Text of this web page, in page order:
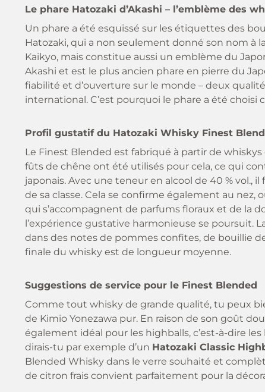
Le phare Hatozaki d’Akashi – l’emblème des
Un phare a été esquissé sur les étiquettes des
Hatozaki, qui a non seulement donné son nom à
Kaikyo, mais constitue aussi un emblème du
Akashi et est le plus ancien phare en pierre du
fiabilité et d’ouverture sur le monde – deux
international. C’est pourquoi le phare a été
Profil gustatif du Hatozaki Whisky Finest
Le Finest Blended est fabriqué à partir de
fûts de chêne ont été utilisés pour cela, ce qui
japonais. Avec une teneur en alcool de 40 % vol.,
de sa classe. Cela se confirme également au
qui s’accompagnent de parfums floraux et de la
l’expérience gustative harmonieuse se poursuit.
dans des notes de pommes confites, de bouillie
finale du whisky est de longueur moyenne.
Suggestions de service pour le Finest Blended
Comme tout whisky de grande qualité, tu peux
de Kimio Yonezawa pur. En raison de son goût
également idéal pour les highballs, c’est-à-dire
dirais-tu par exemple d’un Hatozaki Classic
Blended Whisky dans le verre souhaité et
de citron frais convient parfaitement pour la